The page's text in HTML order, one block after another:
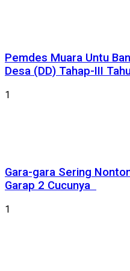
Pemdes Muara Untu
Desa (DD) Tahap-III
1
Gara-gara Sering
Garap 2 Cucunya
1